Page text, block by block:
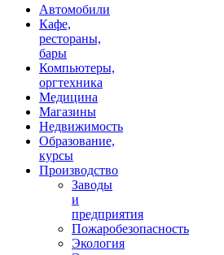
Автомобили
Кафе,
рестораны,
бары
Компьютеры,
оргтехника
Медицина
Магазины
Недвижимость
Образование,
курсы
Производство
Заводы
и
предприятия
Пожаробезопасность
Экология